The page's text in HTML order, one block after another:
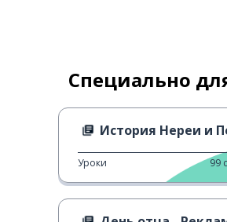
Специально
История Нереи и
Уроки 99